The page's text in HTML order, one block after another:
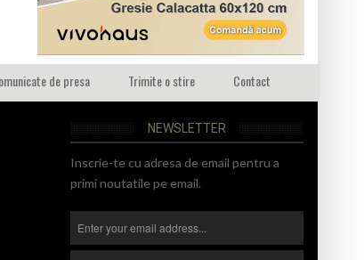
de presa Trimite o stire Contact
NEWSLETTER
Inscrie-te cu adresa de email pentru a
primi noutatile pe email.